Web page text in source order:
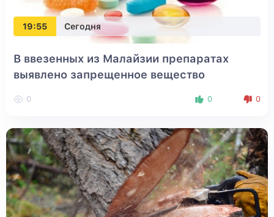
19:55 Сегодня
В ввезенных из Малайзии препаратах
выявлено запрещенное вещество
0 0 0